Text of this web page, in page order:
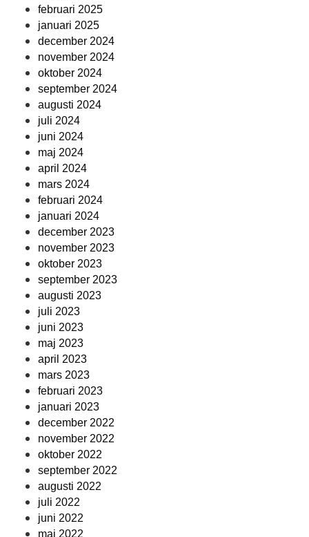
februari 2025
januari 2025
december 2024
november 2024
oktober 2024
september 2024
augusti 2024
juli 2024
juni 2024
maj 2024
april 2024
mars 2024
februari 2024
januari 2024
december 2023
november 2023
oktober 2023
september 2023
augusti 2023
juli 2023
juni 2023
maj 2023
april 2023
mars 2023
februari 2023
januari 2023
december 2022
november 2022
oktober 2022
september 2022
augusti 2022
juli 2022
juni 2022
maj 2022